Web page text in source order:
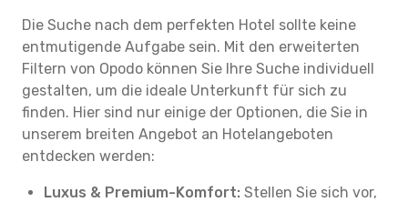
Die Suche nach dem perfekten Hotel sollte keine
entmutigende Aufgabe sein. Mit den erweiterten
Filtern von Opodo können Sie Ihre Suche individuell
gestalten, um die ideale Unterkunft für sich zu
finden. Hier sind nur einige der Optionen, die Sie in
unserem breiten Angebot an Hotelangeboten
entdecken werden:
Luxus & Premium-Komfort: Stellen Sie sich vor,